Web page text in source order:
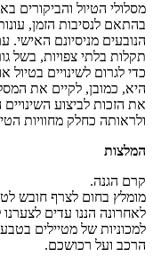
מסלולי הטיול והביקורים
בהתאם לנסיבות הזמן,
הנובעים מניסיונם
תקלות בלתי צפויות, בשל
כדי לגרום לשינויים
היא, כמובן, לקיים את
את הזכות לביצוע
ולראותה כחלק מחוויות
המלצות
קרם הגנה.
מומלץ בחום לצרף חובש
לאחרונה הננו עדים
למכוניות של מטיילים
הרכב ועל רכושכם.